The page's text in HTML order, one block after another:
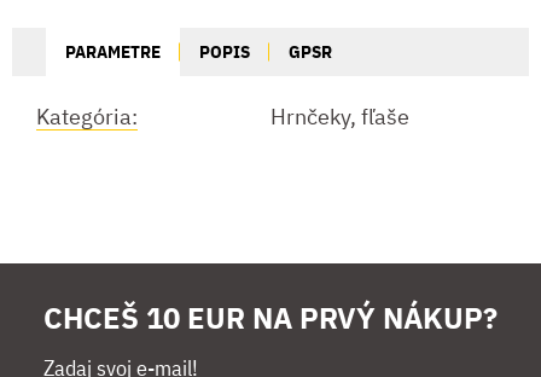
PARAMETRE POPIS GPSR
Kategória: Hrnčeky, fľaše
CHCEŠ 10 EUR NA PRVÝ NÁKUP?
Zadaj svoj e-mail!